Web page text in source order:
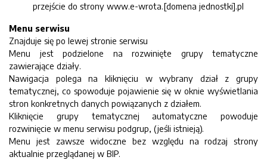
przejście do strony www.e-wrota.[domena jednostki].pl
Menu serwisu
Znajduje się po lewej stronie serwisu
Menu jest podzielone na rozwinięte grupy tematyczne
zawierające działy.
Nawigacja polega na kliknięciu w wybrany dział z grupy
tematycznej, co spowoduje pojawienie się w oknie wyświetlania
stron konkretnych danych powiązanych z działem.
Kliknięcie grupy tematycznej automatyczne powoduje
rozwinięcie w menu serwisu podgrup, (jeśli istnieją).
Menu jest zawsze widoczne bez względu na rodzaj strony
aktualnie przeglądanej w BIP.